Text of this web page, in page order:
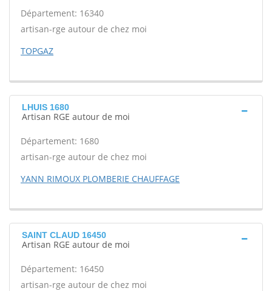
Département: 16340
artisan-rge autour de chez moi
TOPGAZ
LHUIS 1680
Artisan RGE autour de moi
Département: 1680
artisan-rge autour de chez moi
YANN RIMOUX PLOMBERIE CHAUFFAGE
SAINT CLAUD 16450
Artisan RGE autour de moi
Département: 16450
artisan-rge autour de chez moi